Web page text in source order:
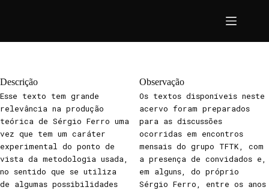
Descrição
Esse texto tem grande
relevância na produção
teórica de Sérgio Ferro uma
vez que tem um caráter
experimental do ponto de
vista da metodologia usada,
no sentido que se utiliza
de algumas possibilidades
Observação
Os textos disponíveis neste
acervo foram preparados
para as discussões
ocorridas em encontros
mensais do grupo TFTK, com
a presença de convidados e,
em alguns, do próprio
Sérgio Ferro, entre os anos